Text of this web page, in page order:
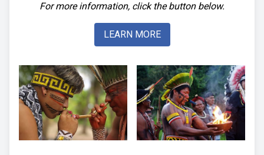
For more information, click the button below.
LEARN MORE